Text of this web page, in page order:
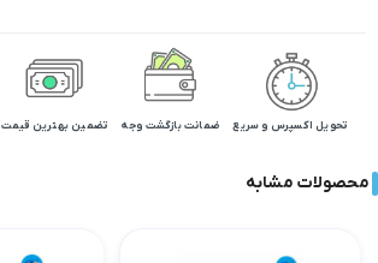
تحویل اکسپرس و سریع ضمانت بازگشت وجه تضمین بهترین قیمت
محصولات مشابه